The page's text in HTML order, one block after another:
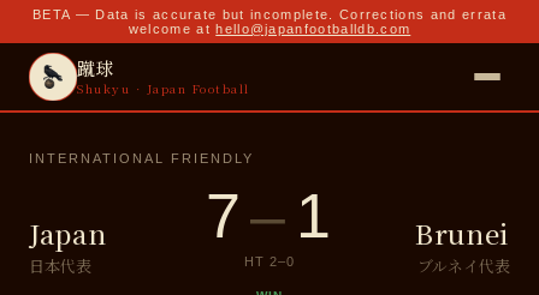
BETA — Data is accurate but incomplete. Corrections and errata
welcome at hello@japanfootballdb.com
蹴球
Shukyu · Japan Football
INTERNATIONAL FRIENDLY
Japan
日本代表
7– 1
HT 2–0
Brunei
ブルネイ代表